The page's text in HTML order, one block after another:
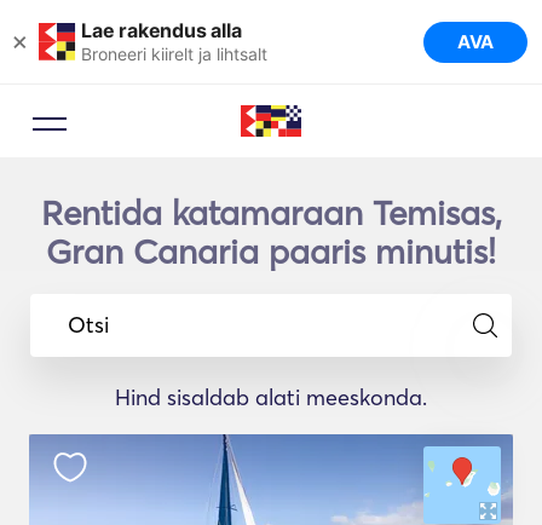
× Lae rakendus alla
Broneeri kiirelt ja lihtsalt AVA
Rentida katamaraan Temisas,
Gran Canaria paaris minutis!
Otsi
Hind sisaldab alati meeskonda.